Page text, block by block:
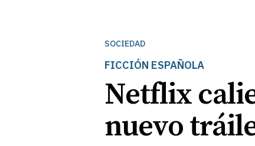
SOCIEDAD
FICCIÓN ESPAÑOLA
Netflix
nuevo